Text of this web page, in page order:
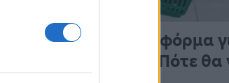
Άνοιξε η πλατφόρμα
Market Pass – Πότε θα